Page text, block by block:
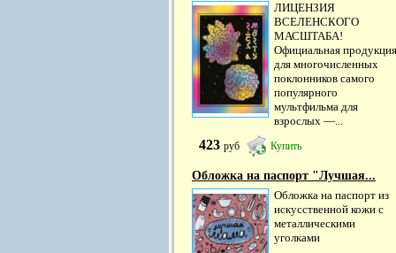
ЛИЦЕНЗИЯ
ВСЕЛЕНСКОГО
МАСШТАБА!
Официальная продукция
для многочисленных
поклонников самого
популярного
мультфильма для
взрослых —...
423 руб Купить
Обложка на паспорт "Лучшая...
Обложка на паспорт из
искусственной кожи с
металлическими
уголками